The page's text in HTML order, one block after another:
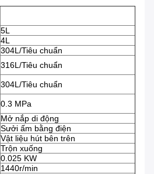
5L
4L
304L/Tiêu chuẩn
316L/Tiêu chuẩn
304L/Tiêu chuẩn
0.3 MPa
Mở nắp di động
Sưởi ấm bằng điện
Vật liệu hút bên trên
Trộn xuống
0.025 KW
1440r/min